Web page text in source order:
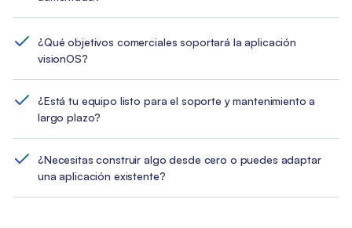
¿Qué objetivos comerciales soportará la aplicación
visionOS?
¿Está tu equipo listo para el soporte y mantenimiento a
largo plazo?
¿Necesitas construir algo desde cero o puedes adaptar
una aplicación existente?